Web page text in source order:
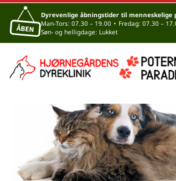
Dyrevenlige åbningstider til menneskelige
Man-Tors: 07.30 – 19.00 • Fredag: 07.30 –
Søn- og helligdage: Lukket
Laserterapi til
katte
Skrevet den6. november 2023